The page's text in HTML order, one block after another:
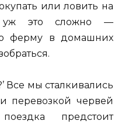
или ловить на
это сложно —
ферму в домашних
Все мы сталкивались
перевозкой червей
предстоит